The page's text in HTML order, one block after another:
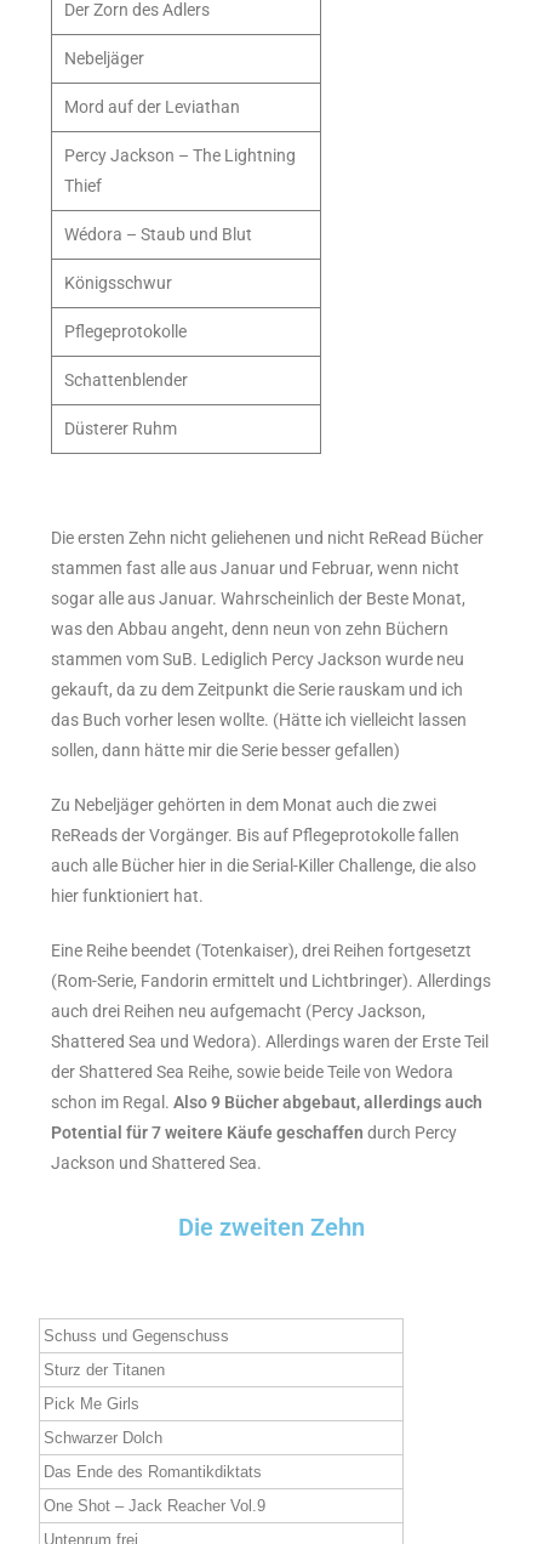
Der Zorn des Adlers
Nebeljäger
Mord auf der Leviathan
Percy Jackson – The Lightning
Thief
Wédora – Staub und Blut
Königsschwur
Pflegeprotokolle
Schattenblender
Düsterer Ruhm
Die ersten Zehn nicht geliehenen und nicht ReRead Bücher
stammen fast alle aus Januar und Februar, wenn nicht
sogar alle aus Januar. Wahrscheinlich der Beste Monat,
was den Abbau angeht, denn neun von zehn Büchern
stammen vom SuB. Lediglich Percy Jackson wurde neu
gekauft, da zu dem Zeitpunkt die Serie rauskam und ich
das Buch vorher lesen wollte. (Hätte ich vielleicht lassen
sollen, dann hätte mir die Serie besser gefallen)
Zu Nebeljäger gehörten in dem Monat auch die zwei
ReReads der Vorgänger. Bis auf Pflegeprotokolle fallen
auch alle Bücher hier in die Serial-Killer Challenge, die also
hier funktioniert hat.
Eine Reihe beendet (Totenkaiser), drei Reihen fortgesetzt
(Rom-Serie, Fandorin ermittelt und Lichtbringer). Allerdings
auch drei Reihen neu aufgemacht (Percy Jackson,
Shattered Sea und Wedora). Allerdings waren der Erste Teil
der Shattered Sea Reihe, sowie beide Teile von Wedora
schon im Regal.Also 9 Bücher abgebaut, allerdings auch
Potential für 7 weitere Käufe geschaffen durch Percy
Jackson und Shattered Sea.
Die zweiten Zehn
Schuss und Gegenschuss
Sturz der Titanen
Pick Me Girls
Schwarzer Dolch
Das Ende des Romantikdiktats
One Shot – Jack Reacher Vol.9
Untenrum frei